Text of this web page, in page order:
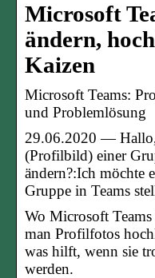
Microsoft
ändern,
Kaizen
Microsoft Teams:
und Problemlösung
29.06.2020 —
(Profilbild) einer
ändern?:Ich möchte
Gruppe in Teams
Wo Microsoft
man Profilfotos
was hilft, wenn sie
werden.